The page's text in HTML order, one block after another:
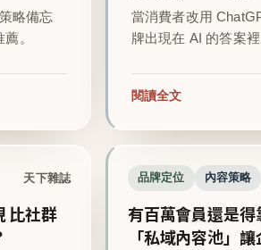
略備忘
。
當消費者改用
牌出現在 AI 的答案裡
閱讀全文
天下雜誌
比社群
品牌定位 內容策略
有百萬會員還是
「私域內容池」